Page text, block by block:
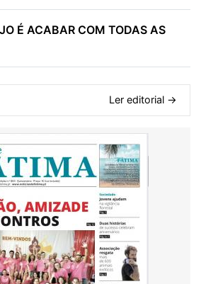
É ACABAR COM TODAS AS
Ler editorial →